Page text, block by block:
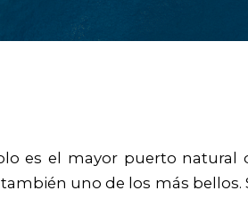
es el mayor puerto natural
uno de los más bellos.